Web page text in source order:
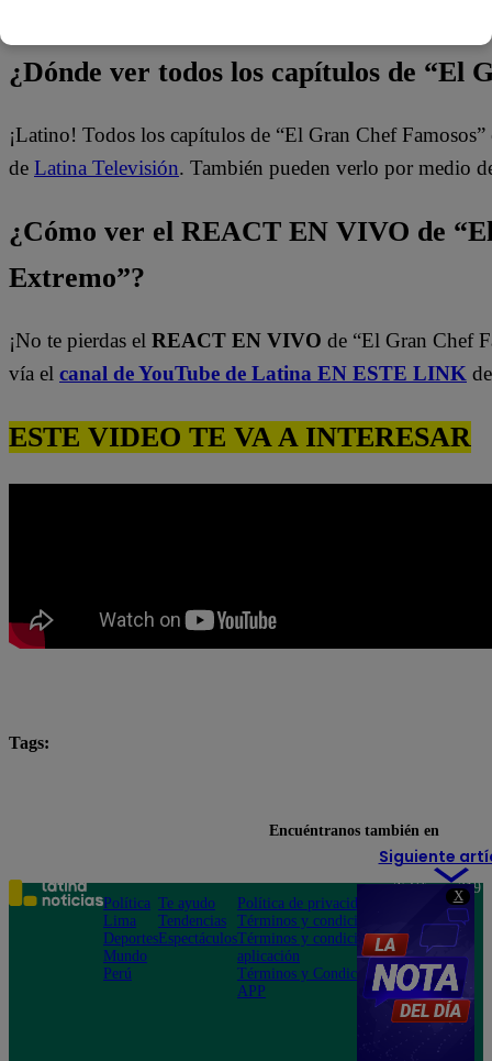
X
¿Dónde ver todos los capítulos de “El
¡Latino! Todos los capítulos de “El Gran Chef
de Latina Televisión. También pueden verlo por medio
¿Cómo ver el REACT EN VIVO de
Extremo”?
¡No te pierdas el REACT EN VIVO de “El Gran Chef
vía el canal de YouTube de Latina EN ESTE LINK
ESTE VIDEO TE VA A INTERESAR
Tags:
Siguiente
Encuéntranos también en
Política
Lima
Deportes
Mundo
Perú
Te ayudo
Tendencias
Espectáculos
Política de privacidad
Términos y condiciones
Términos y condiciones
aplicación
Términos y Condiciones
APP
Teléfono: 219
Av. San
Felipe 968
Jesús María